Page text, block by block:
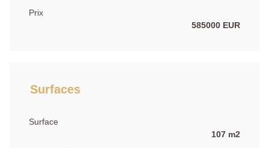
Prix
585000 EUR
Surfaces
Surface
107 m2